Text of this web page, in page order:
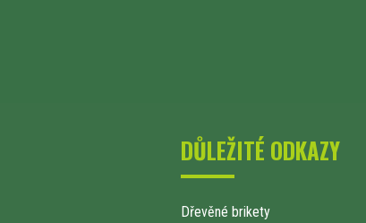
DŮLEŽITÉ ODKAZY
Dřevěné brikety